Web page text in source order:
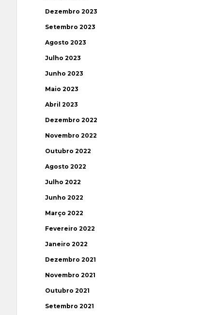
Dezembro 2023
Setembro 2023
Agosto 2023
Julho 2023
Junho 2023
Maio 2023
Abril 2023
Dezembro 2022
Novembro 2022
Outubro 2022
Agosto 2022
Julho 2022
Junho 2022
Março 2022
Fevereiro 2022
Janeiro 2022
Dezembro 2021
Novembro 2021
Outubro 2021
Setembro 2021